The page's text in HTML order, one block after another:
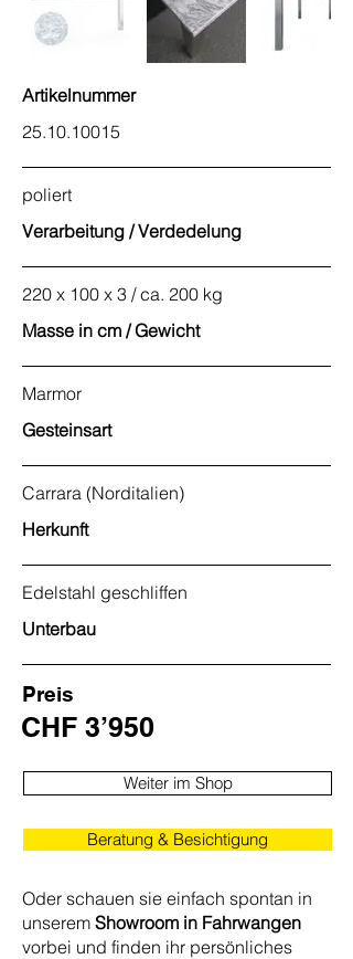
Artikelnummer
25.10.10015
poliert
Verarbeitung / Verdedelung
220 x 100 x 3 / ca. 200 kg
Masse in cm / Gewicht
Marmor
Gesteinsart
Carrara (Norditalien)
Herkunft
Edelstahl geschliffen
Unterbau
Preis
CHF 3’950
Weiter im Shop
Beratung & Besichtigung
Oder schauen sie einfach spontan in
unserem Showroom in Fahrwangen
vorbei und finden ihr persönliches